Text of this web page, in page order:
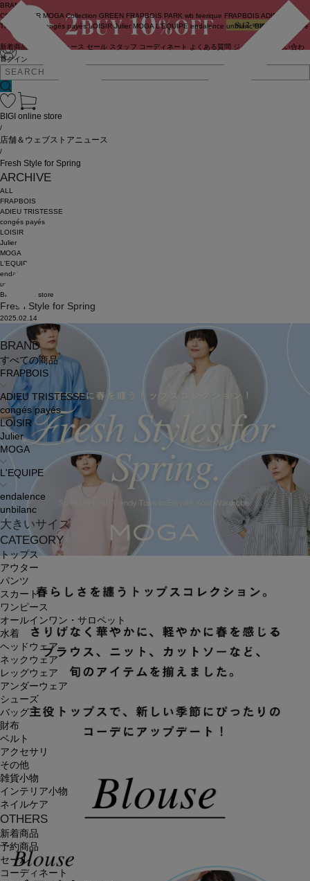
ログイン
BRAND
COUTURIER MOGA Collection GREEN FRAPBOIS PARK wb feerique FRAPBOIS ADIEU
TRISTESSE
congés payés LOISIR Julier MOGA L'EQUIPE endalence unbilanc BIGI online store
新着商品 ニュース セール スタッフ コーディネート よくある質問 ジャーナル
お問い合わ
せ
BRAND
すべての商品
FRAPBOIS
ADIEU TRISTESSE
congés payés
LOISIR
Julier
MOGA
L'EQUIPE
endalence
unbilanc
大きいサイズ
CATEGORY
トップス
アウター
パンツ
スカート
ワンピース
オールインワン・サロペット
水着
ヘッドウェア
ネックウェア
レッグウェア
アンダーウェア
シューズ
バッグ
財布
ベルト
アクセサリ
その他
雑貨小物
インテリア小物
ネイルケア
OTHERS
新着商品
予約商品
セール
コーディネート
BIGI online store
/
店舗＆ウェブストアニュース
/
Fresh Style for Spring
ARCHIVE
ALL
FRAPBOIS
ADIEU TRISTESSE
congés payés
LOISIR
Julier
MOGA
L'EQUIPE
endalence
unbilanc
BIGI online store
Fresh Style for Spring
2025.02.14